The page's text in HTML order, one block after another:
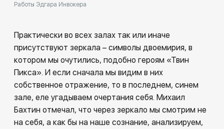
Работы Эдгара Инвокера
Практически во всех залах так или иначе
присутствуют зеркала – символы двоемирия, в
котором мы очутились, подобно героям «Твин
Пикса». И если сначала мы видим в них
собственное отражение, то в последнем, синем
зале, еле угадываем очертания себя. Михаил
Бахтин отмечал, что через зеркало мы смотрим не
на себя, а как бы на наше сознание, анализируем,